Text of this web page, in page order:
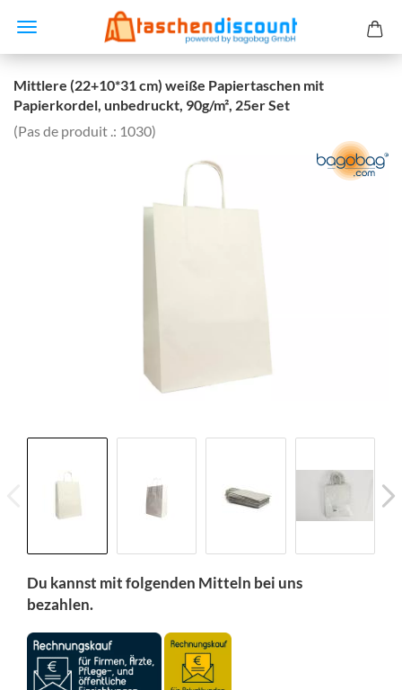
Mittlere (22+10*31 cm) weiße Papiertaschen mit
Papierkordel, unbedruckt, 90g/m², 25er Set
(Pas de produit .: 1030)
Du kannst mit folgenden Mitteln bei uns
bezahlen.